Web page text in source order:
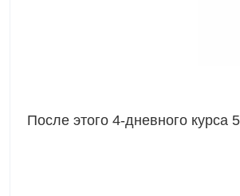
После этого 4-дневного